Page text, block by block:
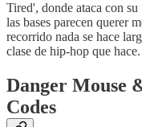
Tired', donde ataca con
las bases parecen querer
recorrido nada se hace
clase de hip-hop que hace.
Danger Mouse
Codes